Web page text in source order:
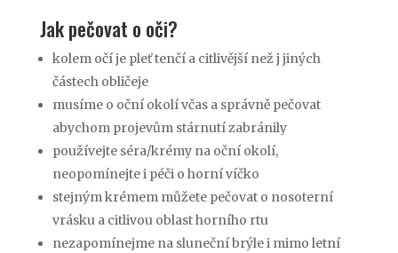
Jak pečovat o oči?
kolem očí je pleť tenčí a citlivější než j jiných
částech obličeje
musíme o oční okolí včas a správně pečovat
abychom projevům stárnutí zabránily
používejte séra/krémy na oční okolí,
neopomínejte i péči o horní víčko
stejným krémem můžete pečovat o nosoterní
vrásku a citlivou oblast horního rtu
nezapomínejme na sluneční brýle i mimo letní